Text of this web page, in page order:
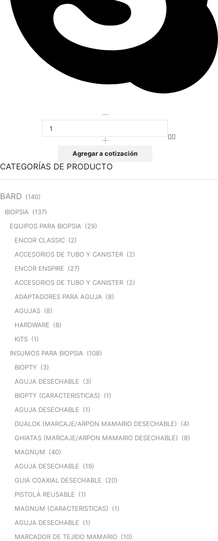
VERSAONEFIX
cantidad
Agregar a cotización
CATEGORÍAS DE PRODUCTO
BARD (140)
BIOPSIA (137)
EQUIPOS PARA BIOPSIA (29)
ENCOR CLASSIC (2)
ACCESORIOS DE TUBO Y CANISTER (2)
ENCOR ENSPIRE (27)
ACCESORIOS DE TUBO Y CANISTER (2)
ADAPTADORES PARA AGUJA (8)
AGUJAS (8)
HARDWARE (8)
KITS (1)
INSUMOS PARA BIOPSIA (108)
BIOPTY (3)
AGUJA DESECHABLE (3)
BIOPTY (CARACTERISTICAS) (1)
AGUJA DESECHABLE (1)
DUALOK (MARCAJE/ARPON MAMARIO DESECHABLE) (4)
GHIATAS (MARCAJE/ARPON MAMARIO DESECHABLE) (8)
MAGNUM (40)
AGUJA DESECHABLE (19)
GUIA COAXIAL DESECHABLE (20)
PISTOLA REUSABLE (1)
MAGNUM (CARACTERISTICAS) (1)
AGUJA DESECHABLE (1)
MARCADOR DE TEJIDO MAMARIO (10)